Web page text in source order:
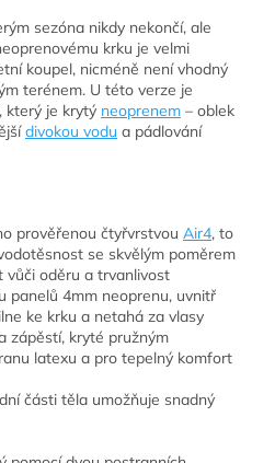
sezóna nikdy nekončí, ale
krku je velmi
koupel, nicméně není vhodný
terénem. U této verze je
který je krytý neoprenem – oblek
divokou vodu a pádlování
prověřenou čtyřvrstvou Air4, to
se skvělým poměrem
vůči oděru a trvanlivost
panelů 4mm neoprenu, uvnitř
ke krku a netahá za vlasy
zápěstí, kryté pružným
latexu a pro tepelný komfort
části těla umožňuje snadný